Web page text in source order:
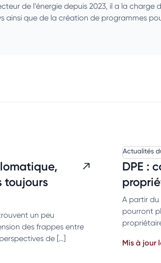
de l’énergie depuis 2023, il a la charge
ainsi que de la création de programmes
toujours
un peu
des frappes entre
de […]
Actualités
DPE :
A partir du
pourront
Mis à jour